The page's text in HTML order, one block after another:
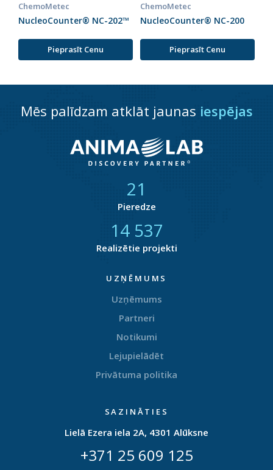
ChemoMetec
NucleoCounter® NC-202™
Pieprasīt Cenu
ChemoMetec
NucleoCounter® NC-200
Pieprasīt Cenu
Mēs palīdzam atklāt jaunas iespējas
21
Pieredze
14 798
Realizētie projekti
UZŅĒMUMS
Uzņēmums
Partneri
Notikumi
Lejupielādēt
Privātuma politika
SAZINĀTIES
Lielā Ezera iela 2A, 4301 Alūksne
+371 25 609 125